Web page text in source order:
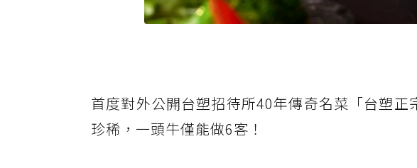
首度對外公開台塑招待所40年傳奇名菜「台塑
珍稀，一頭牛僅能做6客！